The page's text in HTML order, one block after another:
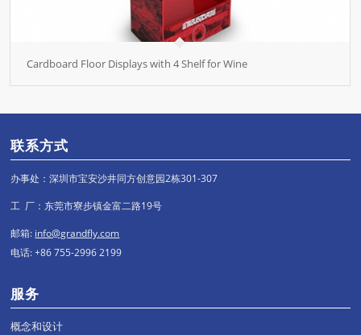
Cardboard Floor Displays with 4 Shelf for Wine
联系方式
办事处：深圳市宝安沙井同方创意园2栋301-307
工 厂：东莞市寮步镇金富二路19号
邮箱: info@grandfly.com
电话: +86 755-2996 2199
服务
概念和设计